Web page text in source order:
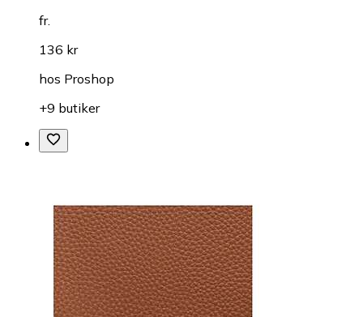
fr.
136 kr
hos Proshop
+9 butiker